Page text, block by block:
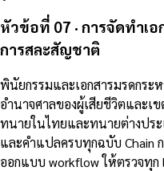
หัวข้อที่ 07 · การจัดทำเ
การสละสัญชาติ
พินัยกรรมและเอกสารมรดกระ
อำนาจศาลของผู้เสียชีวิตและ
ทนายในไทยและทนายต่างประ
และคำแปลครบทุกฉบับ Chain
ออกแบบ workflow ให้ตรวจทุ